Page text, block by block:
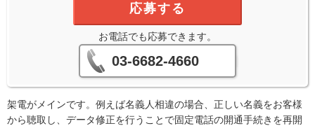
応募する
お電話でも応募できます。
03-6682-4660
架電がメインです。例えば名義人相違の場合、正しい名義をお客様
から聴取し、データ修正を行うことで固定電話の開通手続きを再開